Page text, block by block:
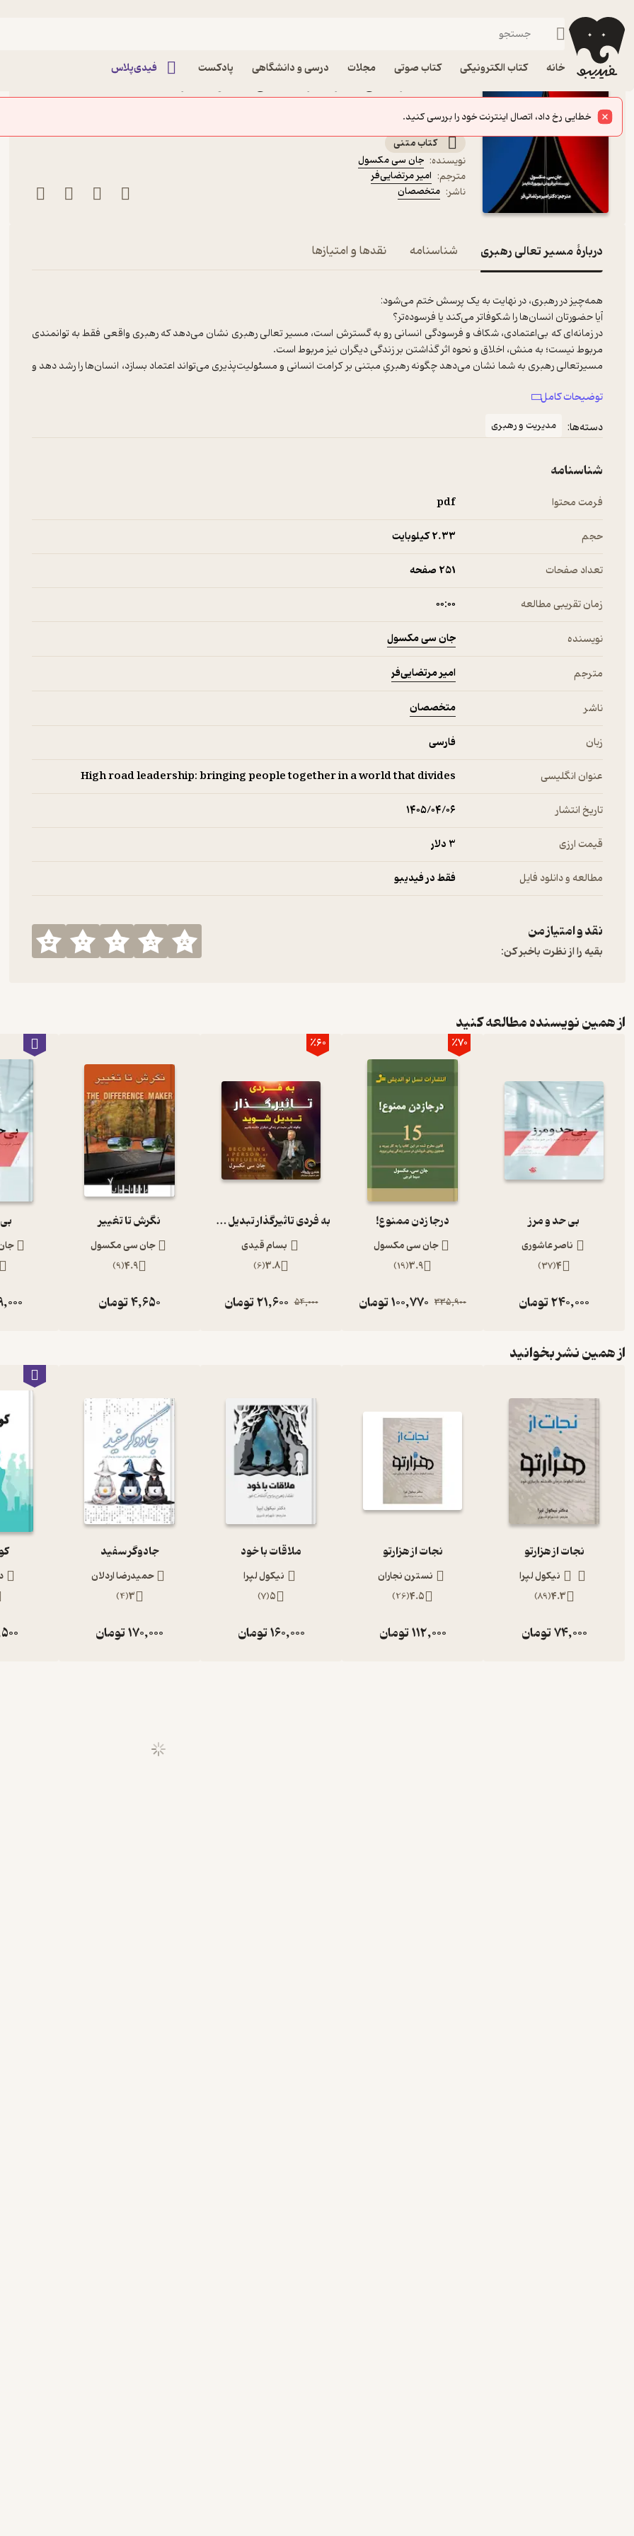
خانه کتاب الکترونیکی کتاب صوتی مجلات درسی و دانشگاهی پادکست فیدی‌پلاس
فیدیبو کتاب الکترونیکی
متخصصان
گردهم آوردن مردم در دنیایی پر از تفرقه
کتاب متنی
نویسنده: جان سی مکسول
مترجم: امیر مرتضایی‌فر
ناشر: متخصصان
دربارۀ مسیر تعالی رهبری شناسنامه نقدها و امتیازها
همه‌چیز در رهبری، در نهایت به یک پرسش ختم می‌شود:
آیا حضورتان انسان‌ها را شکوفاتر می‌کند یا فرسوده‌تر؟
در زمانه‌ای که بی‌اعتمادی، شکاف و فرسودگی انسانی رو به گسترش است، مسیر تعالی رهبری نشان می‌دهد که رهبری واقعی فقط به توانمندی
مربوط نیست؛ به منش، اخلاق و نحوه اثر گذاشتن بر زندگی دیگران نیز مربوط است.
مسیرتعالی رهبری به شما نشان می‌دهد چگونه رهبریِ مبتنی بر کرامت انسانی و مسئولیت‌پذیری می‌تواند اعتماد بسازد، انسان‌ها را رشد دهد و
توضیحات کامل
دسته‌ها:
مدیریت و رهبری
شناسنامه
فرمت محتوا pdf
حجم 2.۳۳ کیلوبایت
تعداد صفحات 251 صفحه
زمان تقریبی مطالعه ۰۰:۰۰
نویسنده جان سی مکسول
مترجم امیر مرتضایی‌فر
ناشر متخصصان
زبان فارسی
عنوان انگلیسی High road leadership: bringing people together in a world that divides
تاریخ انتشار ۱۴۰۵/۰۴/۰۶
قیمت ارزی 3 دلار
مطالعه و دانلود فایل فقط در فیدیبو
نقد و امتیاز من
بقیه را از نظرت باخبر کن:
از همین نویسنده مطالعه کنید
بی حد و مرز
ناصر عاشوری
4
(
37
)
240,000تومان
٪70
درجا زدن ممنوع!
جان سی مکسول
3.9
(
19
)
335,900
100,770تومان
٪60
به فردی تاثیرگذار تبدیل شوید
بسام قیدی
3.8
(
6
)
54,000
21,600تومان
نگرش تا تغییر
جان سی مکسول
4.9
(
9
)
4,650تومان
از همین نشر بخوانید
نجات از هزارتو
نیکول لپرا
4.3
(
89
)
74,000تومان
نجات از هزارتو
نسترن نجاران
4.5
(
26
)
112,000تومان
ملاقات با خود
نیکول لپرا
5
(
7
)
160,000تومان
جادوگر سفید
حمیدرضا اردلان
3
(
4
)
170,000تومان